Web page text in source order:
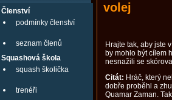
Členství
podmínky členství
seznam členů
Squashová škola
squash školička
trenéři
volej
Hrajte tak, aby jste
by mohlo být cílem
nesnažili se
Citát: Hráč, který
dobře proběhl a
Quamar Zaman.